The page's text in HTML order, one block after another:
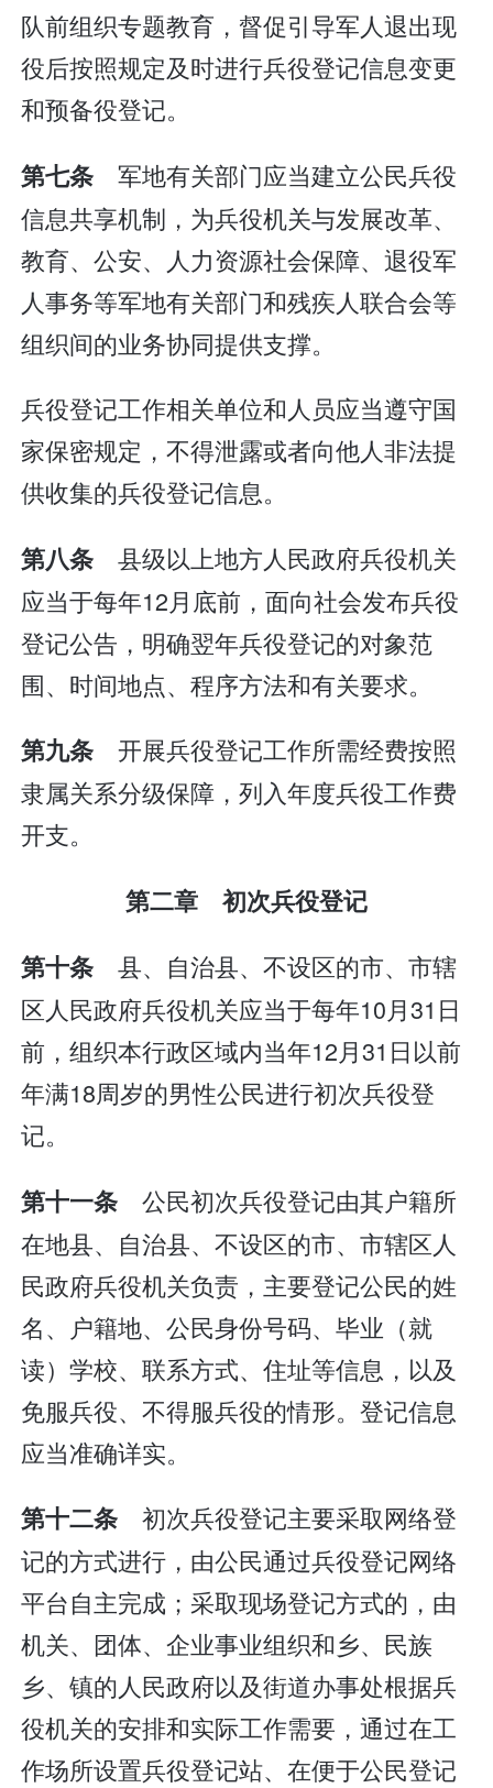
队前组织专题教育，督促引导军人退出现
役后按照规定及时进行兵役登记信息变更
和预备役登记。
第七条军地有关部门应当建立公民兵役
信息共享机制，为兵役机关与发展改革、
教育、公安、人力资源社会保障、退役军
人事务等军地有关部门和残疾人联合会等
组织间的业务协同提供支撑。
兵役登记工作相关单位和人员应当遵守国
家保密规定，不得泄露或者向他人非法提
供收集的兵役登记信息。
第八条县级以上地方人民政府兵役机关
应当于每年12月底前，面向社会发布兵役
登记公告，明确翌年兵役登记的对象范
围、时间地点、程序方法和有关要求。
第九条开展兵役登记工作所需经费按照
隶属关系分级保障，列入年度兵役工作费
开支。
第二章 初次兵役登记
第十条县、自治县、不设区的市、市辖
区人民政府兵役机关应当于每年10月31日
前，组织本行政区域内当年12月31日以前
年满18周岁的男性公民进行初次兵役登
记。
第十一条公民初次兵役登记由其户籍所
在地县、自治县、不设区的市、市辖区人
民政府兵役机关负责，主要登记公民的姓
名、户籍地、公民身份号码、毕业（就
读）学校、联系方式、住址等信息，以及
免服兵役、不得服兵役的情形。登记信息
应当准确详实。
第十二条初次兵役登记主要采取网络登
记的方式进行，由公民通过兵役登记网络
平台自主完成；采取现场登记方式的，由
机关、团体、企业事业组织和乡、民族
乡、镇的人民政府以及街道办事处根据兵
役机关的安排和实际工作需要，通过在工
作场所设置兵役登记站、在便于公民登记